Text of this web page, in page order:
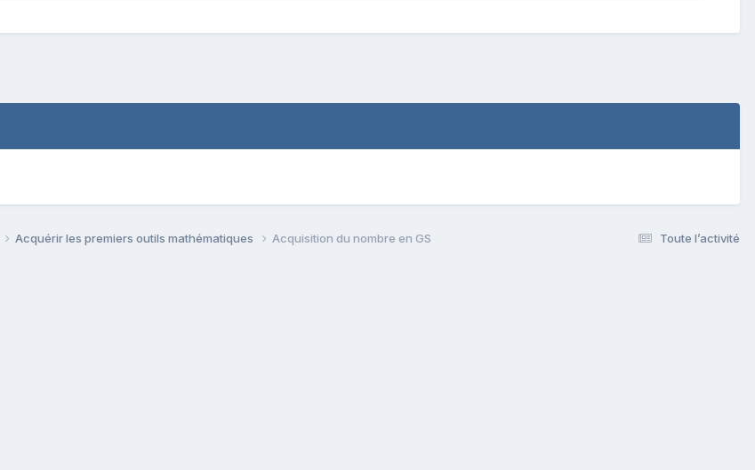
Toute l’activité
Acquérir les premiers outils mathématiques Acquisition du nombre en GS